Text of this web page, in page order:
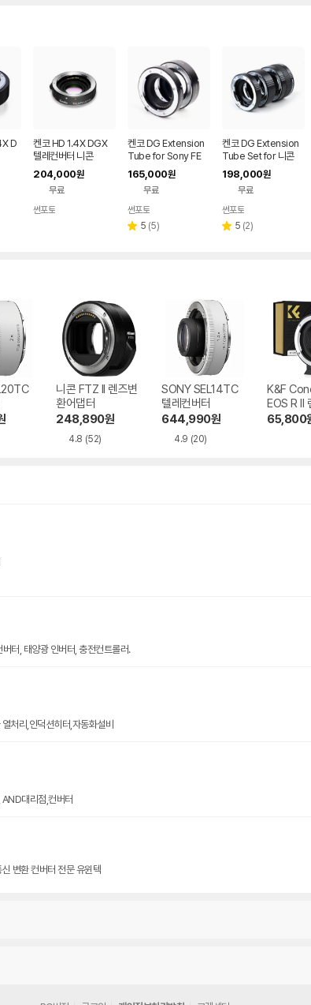
D
켄코 HD 1.4X DGX
텔레컨버터 니콘
204,000원
무료
썬포토
켄코 DG Extension
Tube for Sony FE
165,000원
무료
썬포토
별 5 리
(5)
켄코 DG Extension
Tube Set for 니콘
198,000원
무료
썬포토
별 5 리
(2)
니콘 FTZ II 렌즈변
환어댑터
248,890원
4.8 (52)
SONY SEL14TC
텔레컨버터
644,990원
4.9 (20)
K&F
EOS R II
어댑터
65,800
터, 태양광 인버터, 충전컨트롤러.
처리,인덕션히터,자동화설비
대리점,컨버터
변환 컨버터 전문 유윈텍